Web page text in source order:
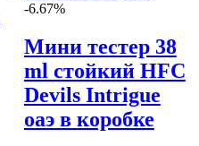
-6.67%
Мини тестер 38
ml стойкий HFC
Devils Intrigue
оаэ в коробке